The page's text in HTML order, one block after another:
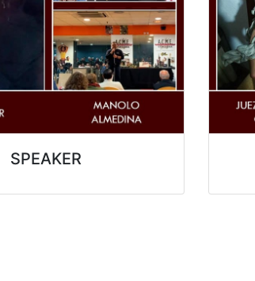
SPEAKER